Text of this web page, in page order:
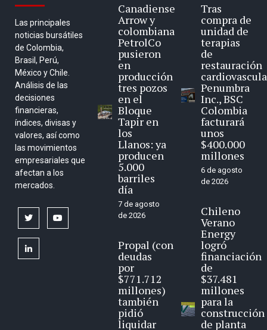
Las principales
noticias bursátiles
de Colombia,
Brasil, Perú,
México y Chile.
Análisis de las
decisiones
financieras,
índices, divisas y
valores, así como
las movimientos
empresariales que
afectan a los
mercados.
twitter
linkedin
Canadiense
Arrow y
colombiana
PetrolCo
pusieron
en
producción
tres pozos
en el
Bloque
Tapir en
los
Llanos: ya
producen
5.000
barriles
día
7 de agosto
de 2026
Propal (con
deudas
por
$771.712
millones)
también
pidió
liquidar
Tras
compra de
unidad de
terapias
de
restauración
Penumbra
Inc., BSC
Colombia
facturará
unos
$400.000
millones
6 de agosto
de 2026
Chileno
Verano
Energy
logró
financiación
de
$37.481
millones
para la
construcción
de planta